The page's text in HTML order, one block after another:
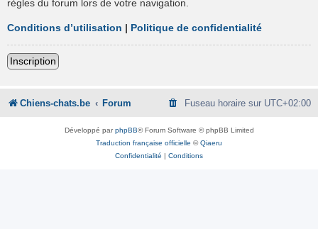
règles du forum lors de votre navigation.
Conditions d’utilisation | Politique de confidentialité
Inscription
Chiens-chats.be Forum Fuseau horaire sur UTC+02:00
Développé parphpBB® Forum Software © phpBB Limited
Traduction française officielle ©Qiaeru
Confidentialité | Conditions